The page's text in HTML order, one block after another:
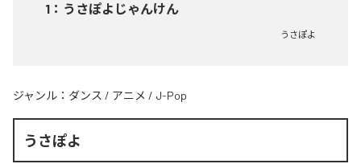
1 ： うさぽよじゃんけん
うさぽよ
ジャンル： ダンス / アニメ / J-Pop
うさぽよ